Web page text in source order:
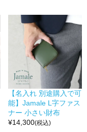
【名入れ 別途購入で可
能】Jamale L字ファス
ナー 小さい財布
¥14,300(税込)